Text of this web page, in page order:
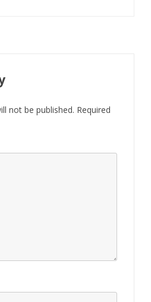
not be published. Required